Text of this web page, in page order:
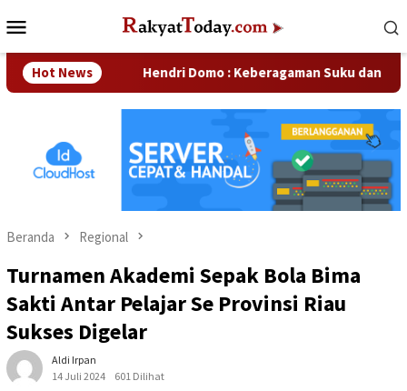
ke
Mobile
Hot NewsHendri Domo : Keberagaman Suku dan Budaya di
Beranda Regional
Turnamen Akademi Sepak Bola Bima
Sakti Antar Pelajar Se Provinsi Riau
Sukses Digelar
Aldi Irpan
14 Juli 2024
601 Dilihat